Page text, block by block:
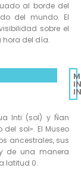
al borde del
del mundo. El
sobre el
hora del día.
Inti (sol) y Ñan
sol». El Museo
ancestrales, sus
de una manera
latitud 0.